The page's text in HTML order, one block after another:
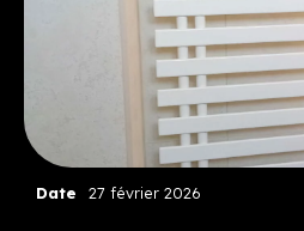
Date 27 février 2026